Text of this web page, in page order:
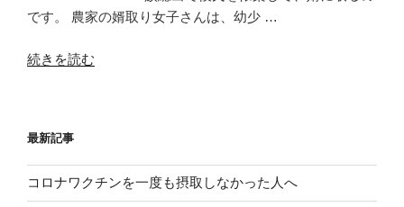
です。 農家の婿取り女子さんは、幼少 …
“【農
取】
若
さ
続きを読む
最新記事
コロナワクチンを一度も摂取しなかった人へ